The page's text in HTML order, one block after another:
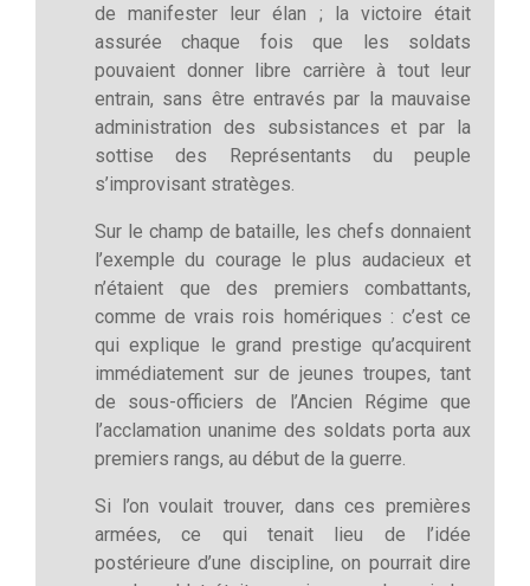
de manifester leur élan ; la victoire était
assurée chaque fois que les soldats
pouvaient donner libre carrière à tout leur
entrain, sans être entravés par la mauvaise
administration des subsistances et par la
sottise des Représentants du peuple
s’improvisant stratèges.
Sur le champ de bataille, les chefs donnaient
l’exemple du courage le plus audacieux et
n’étaient que des premiers combattants,
comme de vrais rois homériques : c’est ce
qui explique le grand prestige qu’acquirent
immédiatement sur de jeunes troupes, tant
de sous-officiers de l’Ancien Régime que
l’acclamation unanime des soldats porta aux
premiers rangs, au début de la guerre.
Si l’on voulait trouver, dans ces premières
armées, ce qui tenait lieu de l’idée
postérieure d’une discipline, on pourrait dire